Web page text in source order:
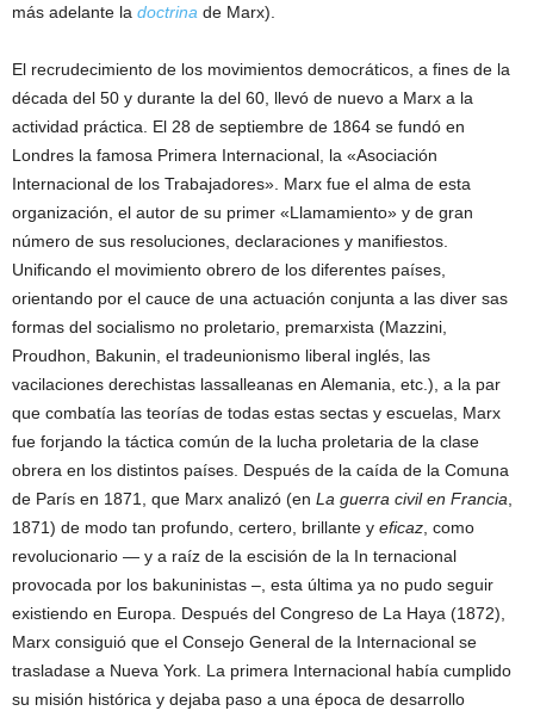
más adelante la doctrina de Marx).
El recrudecimiento de los movimientos democráticos, a fines de la
década del 50 y durante la del 60, llevó de nuevo a Marx a la
actividad práctica. El 28 de septiembre de 1864 se fundó en
Londres la famosa Primera Internacional, la «Asociación
Internacional de los Trabajadores». Marx fue el alma de esta
organización, el autor de su primer «Llamamiento» y de gran
número de sus resoluciones, declaraciones y manifiestos.
Unificando el movimiento obrero de los diferentes países,
orientando por el cauce de una actuación conjunta a las diver sas
formas del socialismo no proletario, premarxista (Mazzini,
Proudhon, Bakunin, el tradeunionismo liberal inglés, las
vacilaciones derechistas lassalleanas en Alemania, etc.), a la par
que combatía las teorías de todas estas sectas y escuelas, Marx
fue forjando la táctica común de la lucha proletaria de la clase
obrera en los distintos países. Después de la caída de la Comuna
de París en 1871, que Marx analizó (en La guerra civil en Francia,
1871) de modo tan profundo, certero, brillante y eficaz, como
revolucionario — y a raíz de la escisión de la In ternacional
provocada por los bakuninistas –, esta última ya no pudo seguir
existiendo en Europa. Después del Congreso de La Haya (1872),
Marx consiguió que el Consejo General de la Internacional se
trasladase a Nueva York. La primera Internacional había cumplido
su misión histórica y dejaba paso a una época de desarrollo